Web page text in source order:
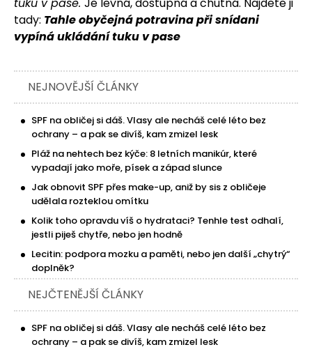
tuku v pase. Je levná, dostupná a chutná. Najdete ji
tady: Tahle obyčejná potravina při snídani
vypíná ukládání tuku v pase
NEJNOVĚJŠÍ ČLÁNKY
SPF na obličej si dáš. Vlasy ale necháš celé léto bez
ochrany – a pak se divíš, kam zmizel lesk
Pláž na nehtech bez kýče: 8 letních manikúr, které
vypadají jako moře, písek a západ slunce
Jak obnovit SPF přes make-up, aniž by sis z obličeje
udělala rozteklou omítku
Kolik toho opravdu víš o hydrataci? Tenhle test odhalí,
jestli piješ chytře, nebo jen hodně
Lecitin: podpora mozku a paměti, nebo jen další „chytrý“
doplněk?
NEJČTENĚJŠÍ ČLÁNKY
SPF na obličej si dáš. Vlasy ale necháš celé léto bez
ochrany – a pak se divíš, kam zmizel lesk